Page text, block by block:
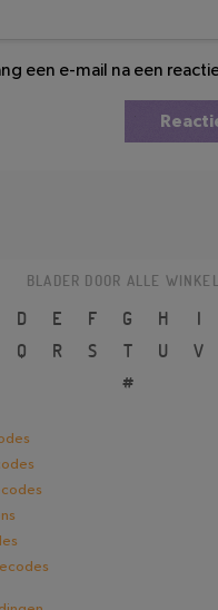
een e-mail na een
BLADER DOOR ALLE
D E F G H I
Q R S T U V
#